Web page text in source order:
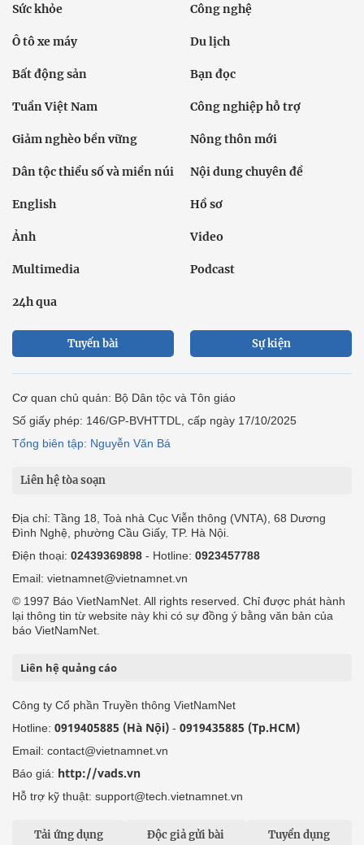
Sức khỏe Công nghệ
Ô tô xe máy Du lịch
Bất động sản Bạn đọc
Tuần Việt Nam Công nghiệp hỗ trợ
Giảm nghèo bền vững Nông thôn mới
Dân tộc thiểu số và miền núi Nội dung chuyên đề
English Hồ sơ
Ảnh Video
Multimedia Podcast
24h qua
Tuyến bài Sự kiện
Cơ quan chủ quản: Bộ Dân tộc và Tôn giáo
Số giấy phép: 146/GP-BVHTTDL, cấp ngày 17/10/2025
Tổng biên tập: Nguyễn Văn Bá
Liên hệ tòa soạn
Địa chỉ: Tầng 18, Toà nhà Cục Viễn thông (VNTA), 68 Dương
Đình Nghệ, phường Cầu Giấy, TP. Hà Nội.
Điện thoại: 02439369898 - Hotline: 0923457788
Email: vietnamnet@vietnamnet.vn
© 1997 Báo VietNamNet. All rights reserved. Chỉ được phát hành
lại thông tin từ website này khi có sự đồng ý bằng văn bản của
báo VietNamNet.
Liên hệ quảng cáo
Công ty Cổ phần Truyền thông VietNamNet
Hotline: 0919405885 (Hà Nội) - 0919435885 (Tp.HCM)
Email: contact@vietnamnet.vn
Báo giá: http://vads.vn
Hỗ trợ kỹ thuật: support@tech.vietnamnet.vn
Tải ứng dụng Độc giả gửi bài Tuyển dụng